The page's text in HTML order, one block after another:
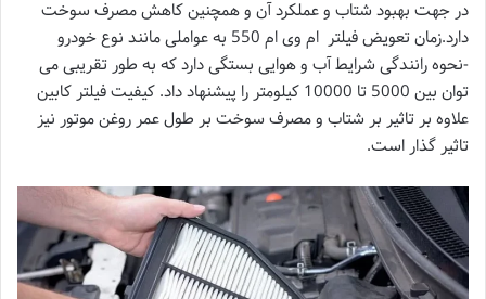
در جهت بهبود شتاب و عملکرد آن و همچنین کاهش مصرف سوخت
دارد.زمان تعویض فیلتر ام وی ام 550 به عواملی مانند نوع خودرو
-نحوه رانندگی شرایط آب و هوایی بستگی دارد که به طور تقریبی می
توان بین 5000 تا 10000 کیلومتر را پیشنهاد داد. کیفیت فیلتر کابین
علاوه بر تاثیر بر شتاب و مصرف سوخت بر طول عمر روغن موتور نیز
تاثیر گذار است.